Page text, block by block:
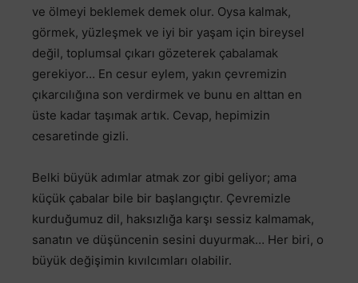
ve ölmeyi beklemek demek olur. Oysa kalmak,
görmek, yüzleşmek ve iyi bir yaşam için bireysel
değil, toplumsal çıkarı gözeterek çabalamak
gerekiyor… En cesur eylem, yakın çevremizin
çıkarcılığına son verdirmek ve bunu en alttan en
üste kadar taşımak artık. Cevap, hepimizin
cesaretinde gizli.
Belki büyük adımlar atmak zor gibi geliyor; ama
küçük çabalar bile bir başlangıçtır. Çevremizle
kurduğumuz dil, haksızlığa karşı sessiz kalmamak,
sanatın ve düşüncenin sesini duyurmak… Her biri, o
büyük değişimin kıvılcımları olabilir.